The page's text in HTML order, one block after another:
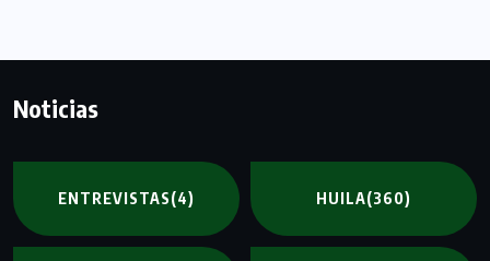
Noticias
ENTREVISTAS(4) HUILA(360)